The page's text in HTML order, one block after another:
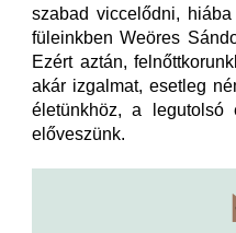
szabad viccelődni,
füleinkben Weöres
Ezért aztán,
akár izgalmat, esetleg
életünkhöz, a legutolsó
előveszünk.